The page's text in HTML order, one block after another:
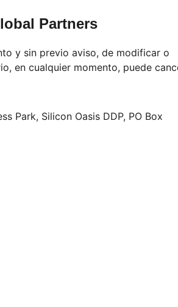
Partners
y sin previo aviso, de modificar o
en cualquier momento, puede
Park, Silicon Oasis DDP, PO Box